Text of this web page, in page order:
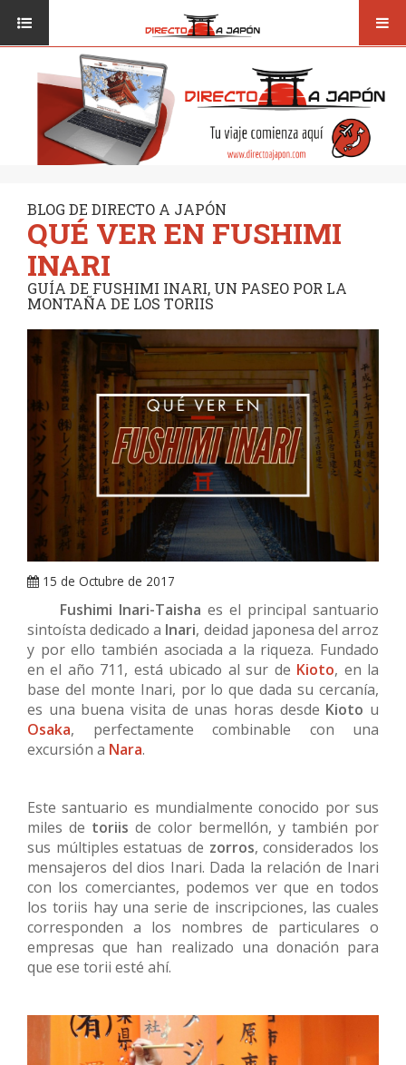
CONSEJOS
DESTINOS
RESTAURANTES
SEGUROS
ISI JAPANESE LANGUAGE SCHOOL
BLOG DE DIRECTO A JAPÓN
QUÉ VER EN FUSHIMI
INARI
GUÍA DE FUSHIMI INARI, UN PASEO POR LA
MONTAÑA DE LOS TORIIS
15 de Octubre de 2017
Fushimi Inari-Taisha es el principal santuario
sintoísta dedicado a Inari, deidad japonesa del arroz
y por ello también asociada a la riqueza. Fundado
en el año 711, está ubicado al sur de Kioto, en la
base del monte Inari, por lo que dada su cercanía,
es una buena visita de unas horas desde Kioto u
Osaka, perfectamente combinable con una
excursión a Nara.
Este santuario es mundialmente conocido por sus
miles de toriis de color bermellón, y también por
sus múltiples estatuas de zorros, considerados los
mensajeros del dios Inari. Dada la relación de Inari
con los comerciantes, podemos ver que en todos
los toriis hay una serie de inscripciones, las cuales
corresponden a los nombres de particulares o
empresas que han realizado una donación para
que ese torii esté ahí.
VIAJAR A JAPÓN
VUELOS
TRANSPORTE
DESTINOS
RUTAS / MAPAS
CULTURA
RESTAURANTES
SEGUROS
ARRAY